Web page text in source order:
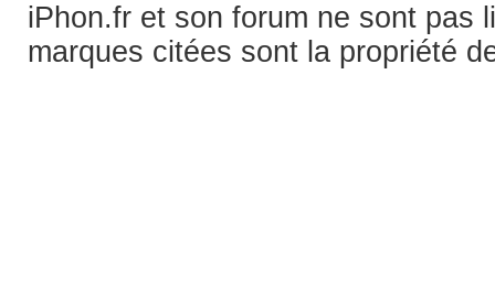
iPhon.fr et son forum ne sont pas
marques citées sont la propriété